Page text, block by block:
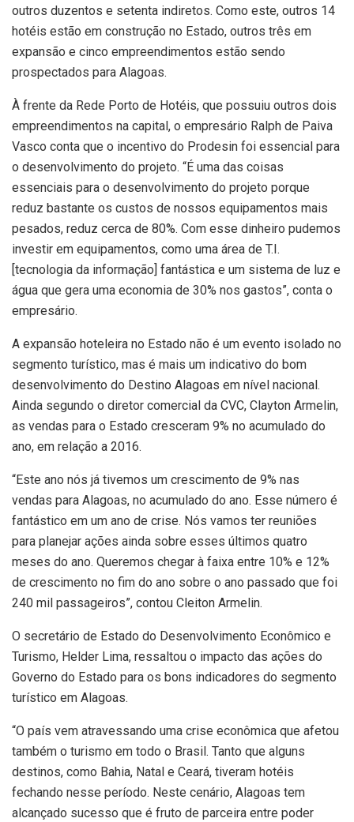
outros duzentos e setenta indiretos. Como este, outros 14
hotéis estão em construção no Estado, outros três em
expansão e cinco empreendimentos estão sendo
prospectados para Alagoas.
À frente da Rede Porto de Hotéis, que possuiu outros dois
empreendimentos na capital, o empresário Ralph de Paiva
Vasco conta que o incentivo do Prodesin foi essencial para
o desenvolvimento do projeto. “É uma das coisas
essenciais para o desenvolvimento do projeto porque
reduz bastante os custos de nossos equipamentos mais
pesados, reduz cerca de 80%. Com esse dinheiro pudemos
investir em equipamentos, como uma área de T.I.
[tecnologia da informação] fantástica e um sistema de luz e
água que gera uma economia de 30% nos gastos”, conta o
empresário.
A expansão hoteleira no Estado não é um evento isolado no
segmento turístico, mas é mais um indicativo do bom
desenvolvimento do Destino Alagoas em nível nacional.
Ainda segundo o diretor comercial da CVC, Clayton Armelin,
as vendas para o Estado cresceram 9% no acumulado do
ano, em relação a 2016.
“Este ano nós já tivemos um crescimento de 9% nas
vendas para Alagoas, no acumulado do ano. Esse número é
fantástico em um ano de crise. Nós vamos ter reuniões
para planejar ações ainda sobre esses últimos quatro
meses do ano. Queremos chegar à faixa entre 10% e 12%
de crescimento no fim do ano sobre o ano passado que foi
240 mil passageiros”, contou Cleiton Armelin.
O secretário de Estado do Desenvolvimento Econômico e
Turismo, Helder Lima, ressaltou o impacto das ações do
Governo do Estado para os bons indicadores do segmento
turístico em Alagoas.
“O país vem atravessando uma crise econômica que afetou
também o turismo em todo o Brasil. Tanto que alguns
destinos, como Bahia, Natal e Ceará, tiveram hotéis
fechando nesse período. Neste cenário, Alagoas tem
alcançado sucesso que é fruto de parceira entre poder